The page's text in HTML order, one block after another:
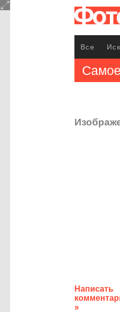
Все
Написать
»